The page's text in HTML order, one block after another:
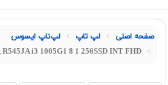
صفحه اصلی لپ تاپ لپ‌تاپ ایسوس
i3 1005G1 8 1 256SSD INT FHD